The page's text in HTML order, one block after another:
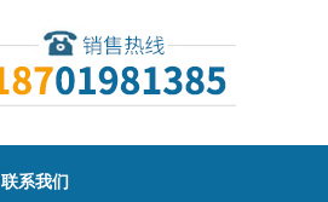
联系我们